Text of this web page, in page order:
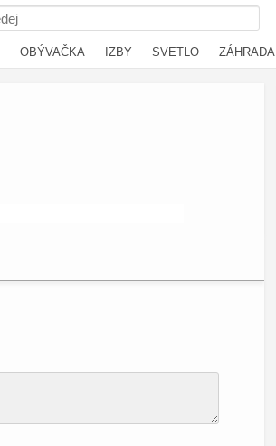
OBÝVAČKA IZBY SVETLO ZÁHRADA